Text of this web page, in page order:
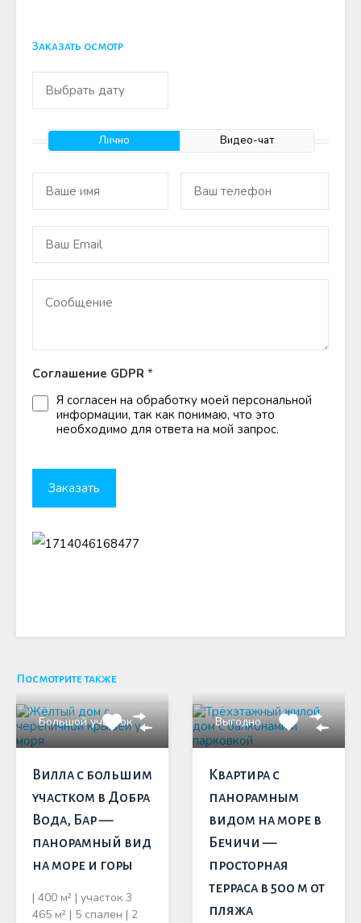
Заказать осмотр
Лично Видео-чат
Соглашение GDPR *
Я согласен на обработку моей персональной
информации, так как понимаю, что это
необходимо для ответа на мой запрос.
Посмотрите также
Большой участок
Вилла с большим
участком в Добра
Вода, Бар —
панорамный вид
на море и горы
| 400 м² | участок 3
465 м² | 5 спален | 2
Выгодно
Квартира с
панорамным
видом на море в
Бечичи —
просторная
терраса в 500 м от
пляжа